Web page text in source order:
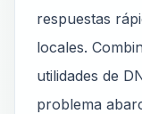
respuestas
locales.
utilidades de
problema